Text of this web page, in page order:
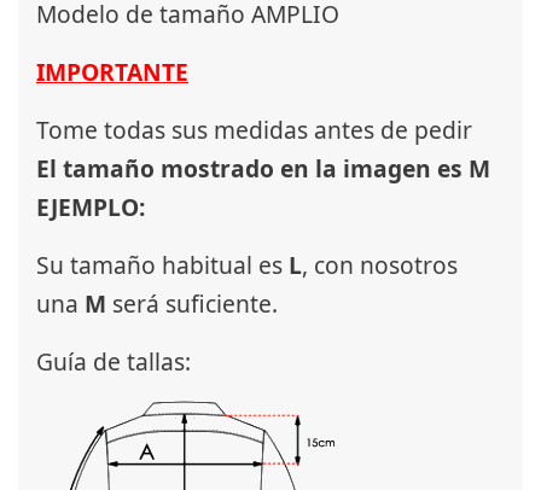
Modelo de tamaño AMPLIO
IMPORTANTE
Tome todas sus medidas antes de pedir
El tamaño mostrado en la imagen es M
EJEMPLO:
Su tamaño habitual es L, con nosotros
una M será suficiente.
Guía de tallas: